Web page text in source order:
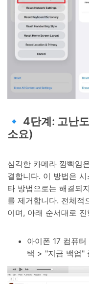
🔹 4단계: 고난
소요)
심각한 카메라 깜빡임
결합니다. 이 방법은
타 방법으로는 해결되
를 제거합니다. 전체적
이며, 아래 순서대로 진
아이폰 17 컴퓨
택 > "지금 백업"